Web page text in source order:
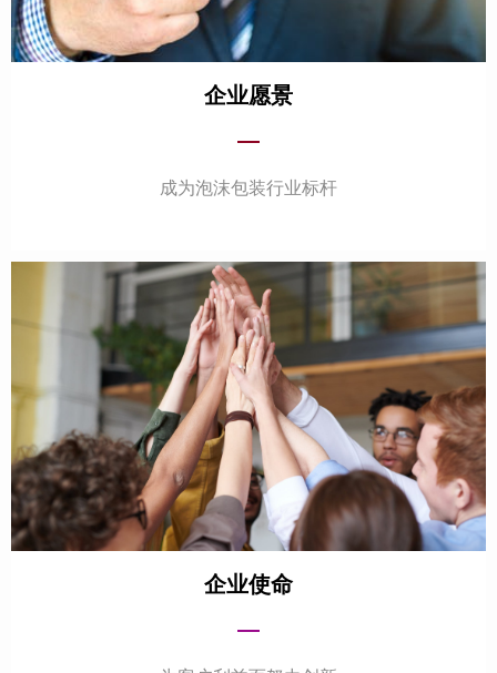
企业愿景
—
成为泡沫包装行业标杆
企业使命
—